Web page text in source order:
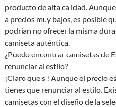
producto de alta calidad.
a precios muy bajos, es posible
podrían no ofrecer la misma
camiseta auténtica.
¿Puedo encontrar camisetas de
renunciar al estilo?
¡Claro que sí! Aunque el precio
tienes que renunciar al estilo.
camisetas con el diseño de la